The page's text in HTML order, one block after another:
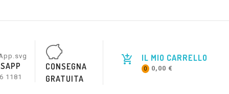
IL MIO CARRELLO
0 0,00 €
1181
CONSEGNA
GRATUITA